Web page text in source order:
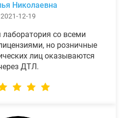
Николаевна
2021-12-19
лаборатория со всеми
но розничные
лиц оказываются
ДТЛ.